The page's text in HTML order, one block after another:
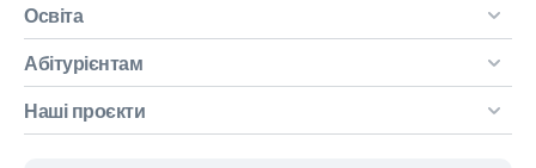
Освіта
Абітурієнтам
Наші проєкти